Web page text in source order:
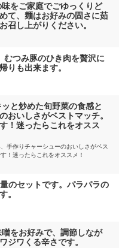
をご家庭でごゆっくりど
て、麺はお好みの固さに茹
召し上がりください。
つみ豚のひき肉を贅沢に
りも出来ます。
と炒めた旬野菜の食感と
おいしさがベストマッチ。
！迷ったらこれをオスス
手作りチャーシューのおいしさがベス
！迷ったらこれをオススメ！
のセットです。パラパラの
。
をお好みで、調節しなが
ジワくる辛さです。